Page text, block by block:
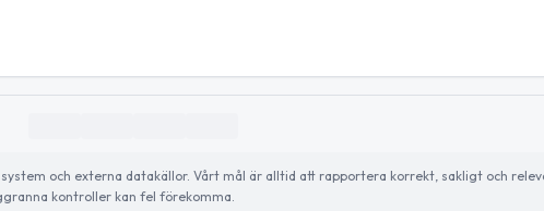
och externa datakällor. Vårt mål är alltid att rapportera korrekt, sakligt och
kontroller kan fel förekomma.